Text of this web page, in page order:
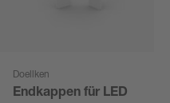
Doellken
Endkappen für LED